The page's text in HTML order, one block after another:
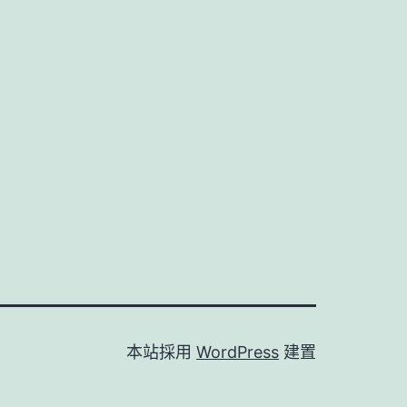
本站採用 WordPress 建置